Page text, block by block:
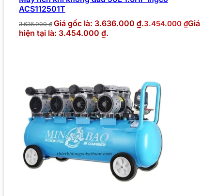
ACS112501T
3.636.000₫ Giá gốc là: 3.636.000 ₫.3.454.000 ₫Giá
hiện tại là: 3.454.000 ₫.